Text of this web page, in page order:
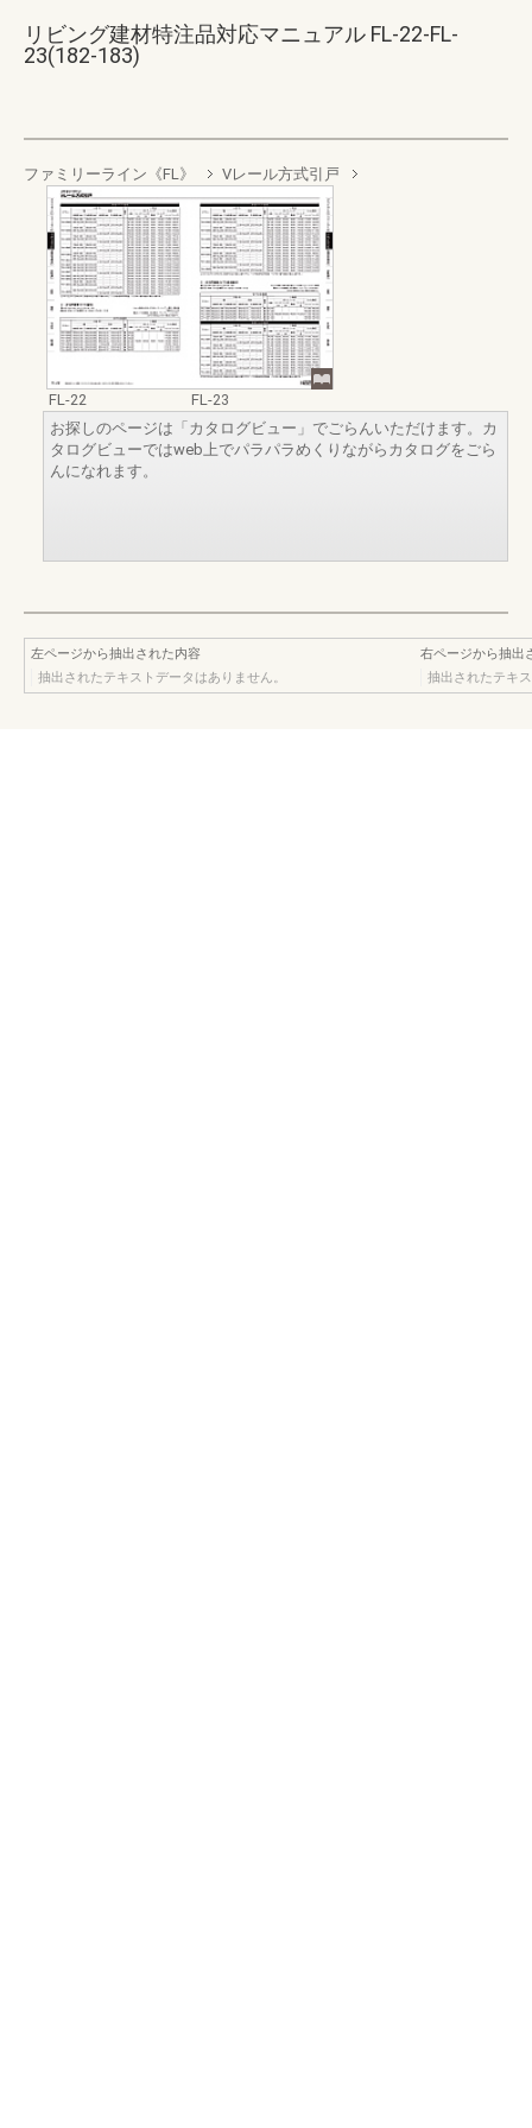
リビング建材特注品対応マニュアル FL-22-FL-
23(182-183)
ファミリーライン《FL》 Vレール方式引戸
FL-22
FL-23
お探しのページは「カタログビュー」でごらんいただけます。カ
タログビューではweb上でパラパラめくりながらカタログをごら
んになれます。
左ページから抽出された内容
抽出されたテキストデータはありません。
右ページから抽出
抽出されたテキ